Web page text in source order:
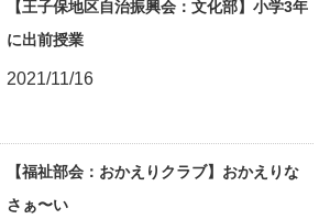
【王子保地区自治振興会：文化部】小学3年
に出前授業
2021/11/16
【福祉部会：おかえりクラブ】おかえりな
さぁ〜い